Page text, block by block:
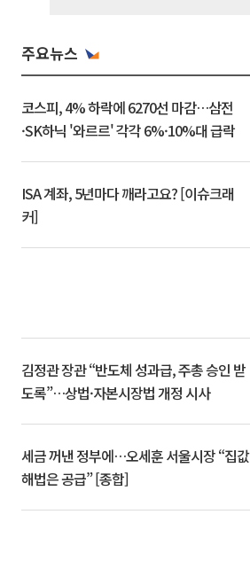
주요뉴스
코스피, 4% 하락에 6270선 마감…삼전
·SK하닉 '와르르' 각각 6%·10%대 급락
ISA 계좌, 5년마다 깨라고요? [이슈크래
커]
김정관 장관 “반도체 성과급, 주총 승인 받
도록”…상법·자본시장법 개정 시사
세금 꺼낸 정부에…오세훈 서울시장 “집값
해법은 공급” [종합]